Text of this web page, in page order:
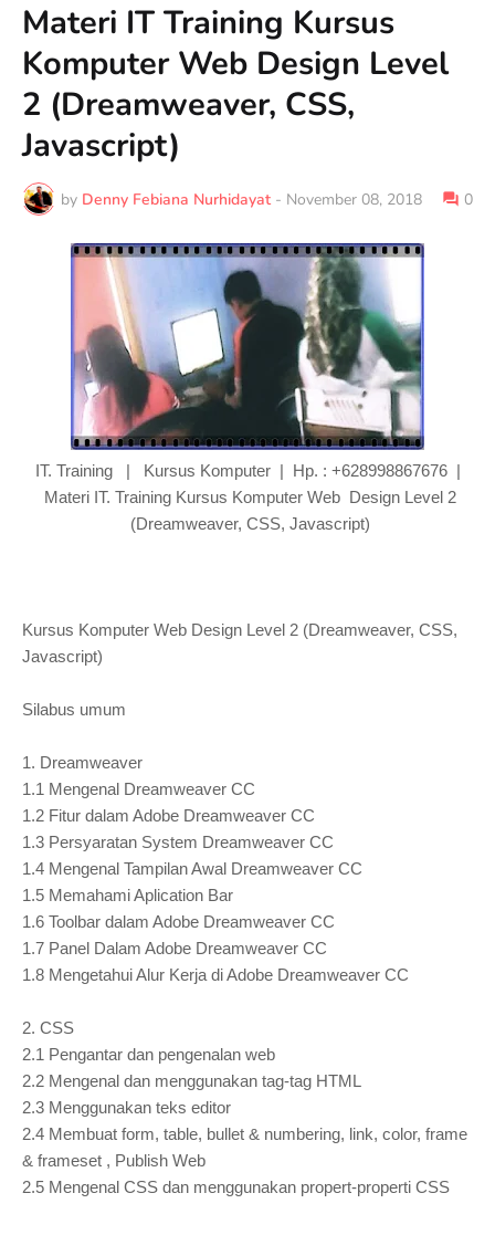
Materi IT Training Kursus
Komputer Web Design Level
2 (Dreamweaver, CSS,
Javascript)
by Denny Febiana Nurhidayat - November 08, 2018 0
IT. Training | Kursus Komputer | Hp. : +628998867676 |
Materi IT. Training Kursus Komputer Web Design Level 2
(Dreamweaver, CSS, Javascript)
Kursus Komputer Web Design Level 2 (Dreamweaver, CSS,
Javascript)
Silabus umum
1. Dreamweaver
1.1 Mengenal Dreamweaver CC
1.2 Fitur dalam Adobe Dreamweaver CC
1.3 Persyaratan System Dreamweaver CC
1.4 Mengenal Tampilan Awal Dreamweaver CC
1.5 Memahami Aplication Bar
1.6 Toolbar dalam Adobe Dreamweaver CC
1.7 Panel Dalam Adobe Dreamweaver CC
1.8 Mengetahui Alur Kerja di Adobe Dreamweaver CC
2. CSS
2.1 Pengantar dan pengenalan web
2.2 Mengenal dan menggunakan tag-tag HTML
2.3 Menggunakan teks editor
2.4 Membuat form, table, bullet & numbering, link, color, frame
& frameset , Publish Web
2.5 Mengenal CSS dan menggunakan propert-properti CSS